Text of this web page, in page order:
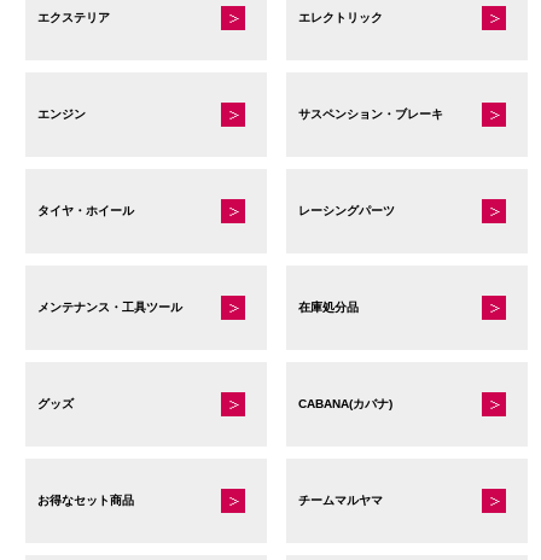
エクステリア エレクトリック
エンジン サスペンション・ブレーキ
タイヤ・ホイール レーシングパーツ
メンテナンス・工具ツール 在庫処分品
グッズ CABANA(カバナ)
お得なセット商品 チームマルヤマ